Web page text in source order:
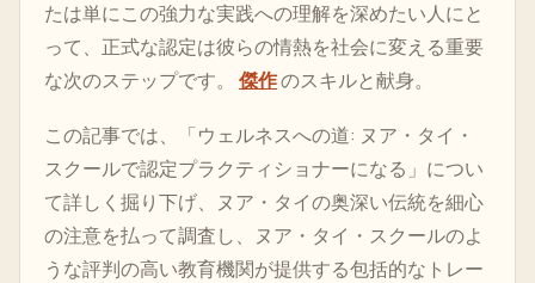
たは単にこの強力な実践への理解を深めたい人にと
って、正式な認定は彼らの情熱を社会に変える重要
な次のステップです。 傑作のスキルと献身。
この記事では、「ウェルネスへの道: ヌア・タイ・
スクールで認定プラクティショナーになる」につい
て詳しく掘り下げ、ヌア・タイの奥深い伝統を細心
の注意を払って調査し、ヌア・タイ・スクールのよ
うな評判の高い教育機関が提供する包括的なトレー